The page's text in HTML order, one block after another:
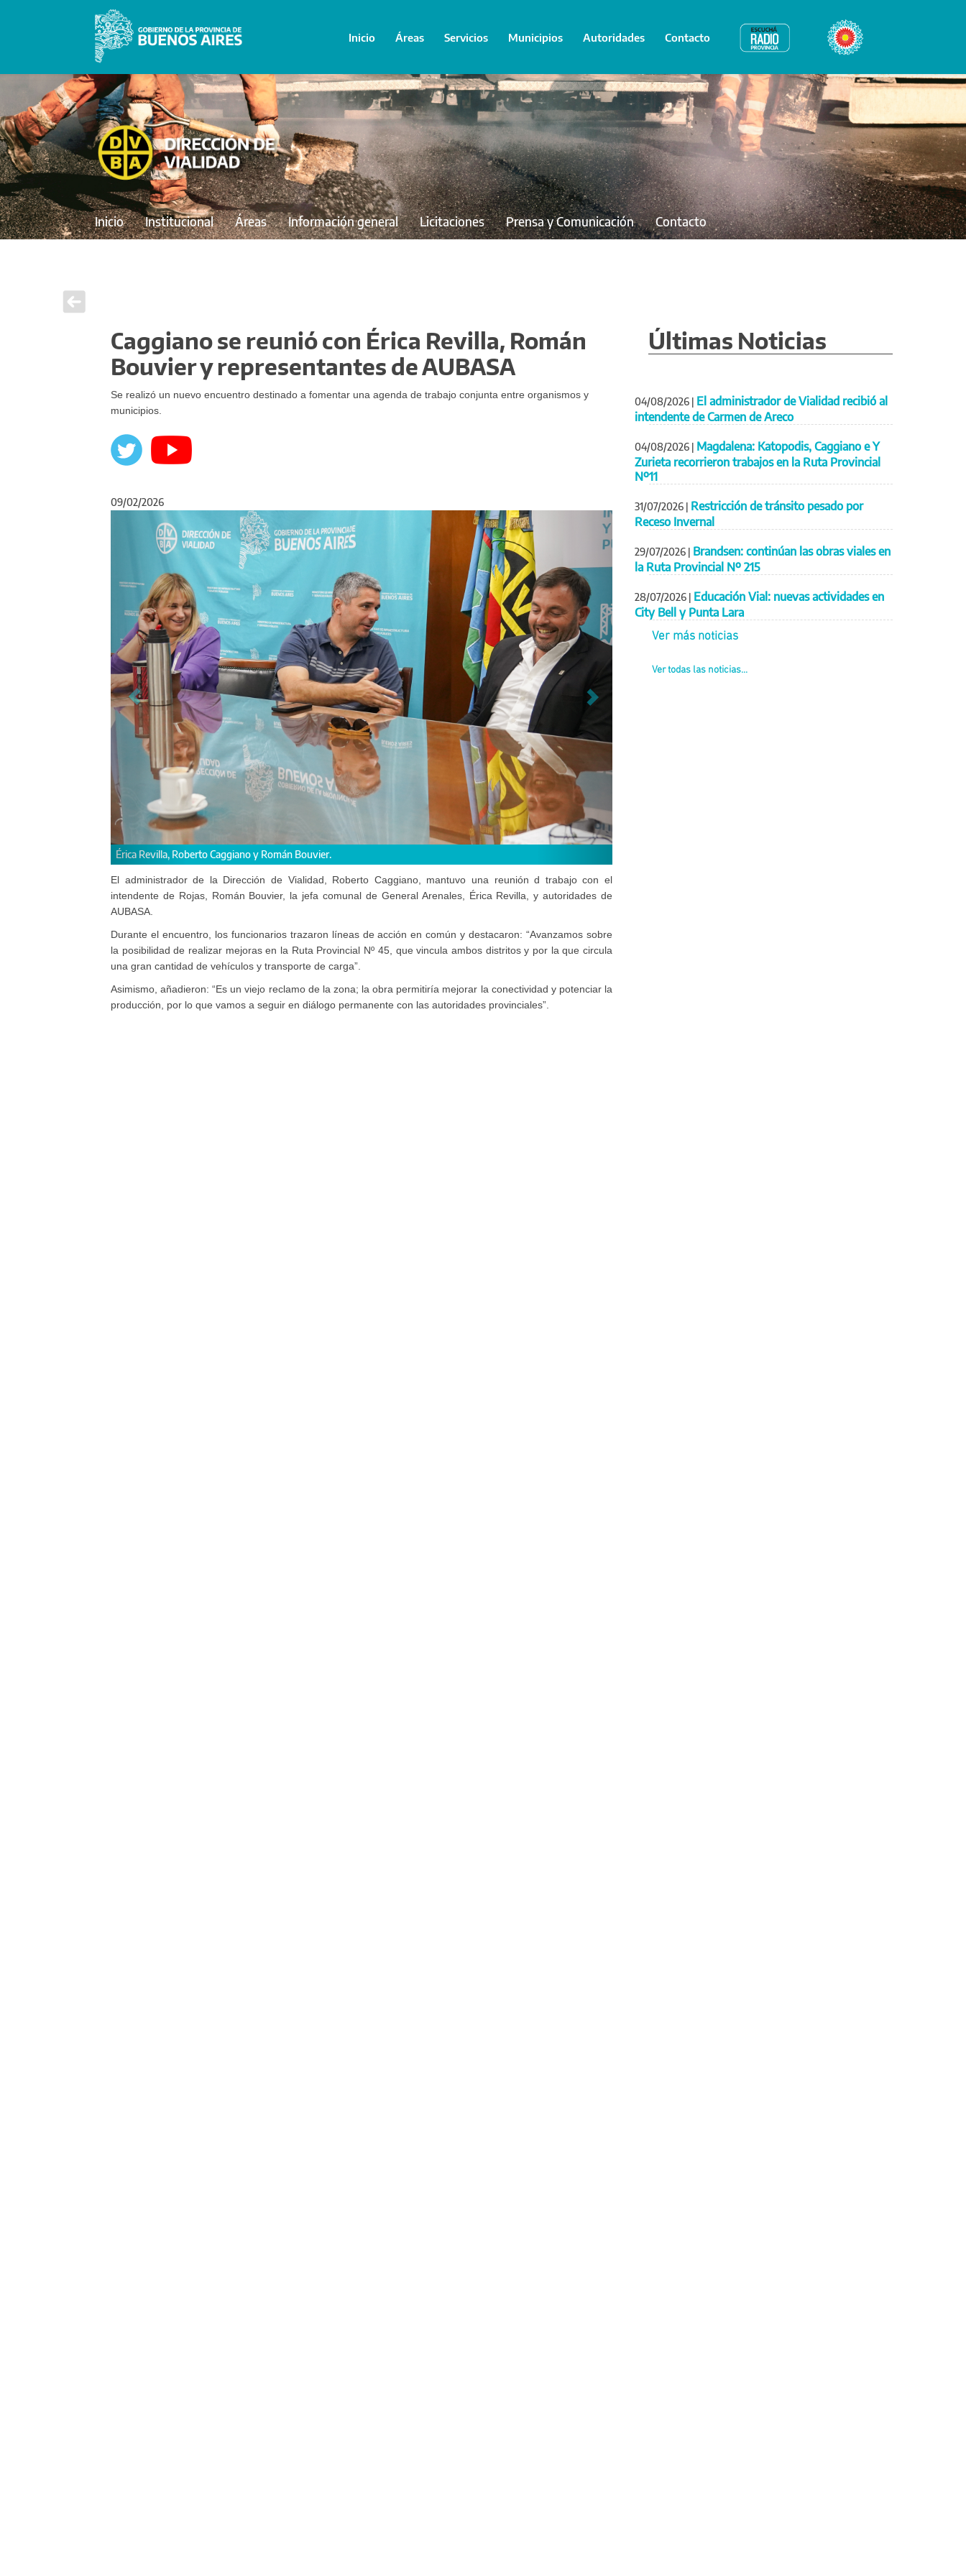
Inicio Áreas Servicios Municipios Autoridades Contacto Radio Provincia Bicentenario
Inicio Institucional Áreas Información general Licitaciones Prensa y Comunicación Contacto
Caggiano se reunió con Érica Revilla, Román
Bouvier y representantes de AUBASA
Se realizó un nuevo encuentro destinado a fomentar una agenda de trabajo conjunta entre organismos y
municipios.
09/02/2026
La reunión se realizó en el SUM (Aula 29) del edficio de Casa Central.
Anterior Siguiente
El administrador de la Dirección de Vialidad, Roberto Caggiano, mantuvo una reunión d trabajo con el
intendente de Rojas, Román Bouvier, la jefa comunal de General Arenales, Érica Revilla, y autoridades de
AUBASA.
Durante el encuentro, los funcionarios trazaron líneas de acción en común y destacaron: “Avanzamos sobre
la posibilidad de realizar mejoras en la Ruta Provincial Nº 45, que vincula ambos distritos y por la que circula
una gran cantidad de vehículos y transporte de carga”.
Asimismo, añadieron: “Es un viejo reclamo de la zona; la obra permitiría mejorar la conectividad y potenciar la
producción, por lo que vamos a seguir en diálogo permanente con las autoridades provinciales”.
Últimas Noticias
04/08/2026 | El administrador de Vialidad recibió al
intendente de Carmen de Areco
04/08/2026 | Magdalena: Katopodis, Caggiano e Y
Zurieta recorrieron trabajos en la Ruta Provincial
Nº11
31/07/2026 | Restricción de tránsito pesado por
Receso Invernal
29/07/2026 | Brandsen: continúan las obras viales en
la Ruta Provincial Nº 215
28/07/2026 | Educación Vial: nuevas actividades en
City Bell y Punta Lara
Ver más noticias
Ver todas las noticias...